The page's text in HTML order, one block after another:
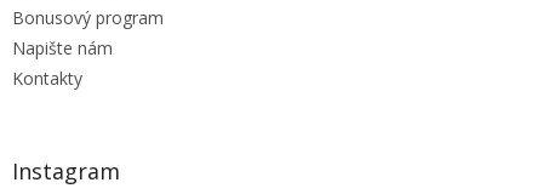
Bonusový program
Napište nám
Kontakty
Instagram